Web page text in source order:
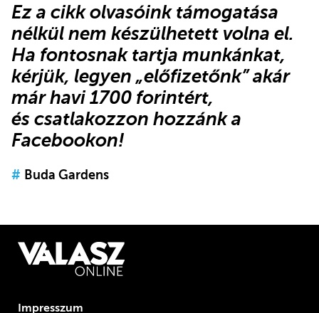
Ez a cikk olvasóink támogatása
nélkül nem készülhetett volna el.
Ha fontosnak tartja munkánkat,
kérjük, legyen „előfizetőnk”akár
már havi 1700 forintért,
és csatlakozzon hozzánk a
Facebookon!
# Buda Gardens
Impresszum